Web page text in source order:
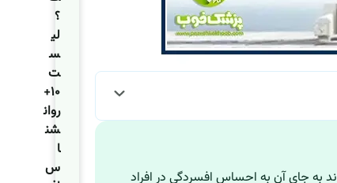
به جای آن به احساس افسردگی در افراد
؟
لی
س
ت
۱۰+
روان
شن
ا
س